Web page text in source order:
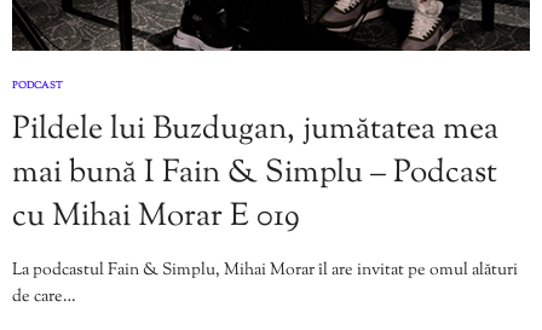
PODCAST
Pildele lui Buzdugan, jumătatea mea
mai bună I Fain & Simplu – Podcast
cu Mihai Morar E 019
La podcastul Fain & Simplu, Mihai Morar îl are invitat pe omul alături
de care…